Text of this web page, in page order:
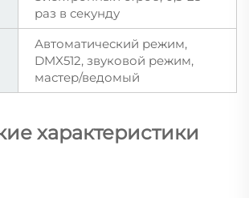
раз в секунду
Автоматический режим,
DMX512, звуковой режим,
мастер/ведомый
характеристики